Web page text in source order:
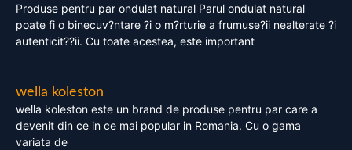
Produse pentru par ondulat natural Parul ondulat natural
poate fi o binecuv?ntare ?i o m?rturie a frumuse?ii nealterate ?i
autenticit??ii. Cu toate acestea, este important
wella koleston
wella koleston este un brand de produse pentru par care a
devenit din ce in ce mai popular in Romania. Cu o gama
variata de